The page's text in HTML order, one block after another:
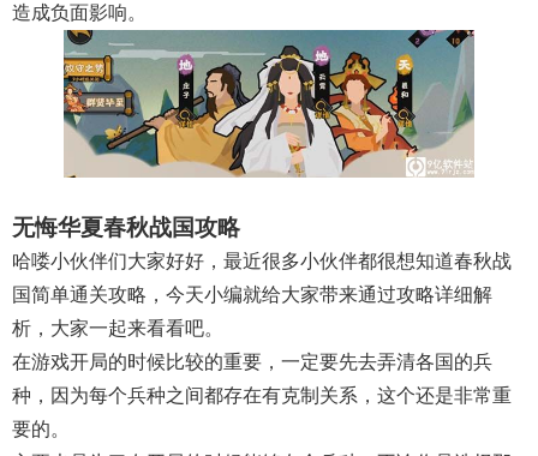
造成负面影响。
无悔华夏春秋战国攻略
哈喽小伙伴们大家好好，最近很多小伙伴都很想知道春秋战
国简单通关攻略，今天小编就给大家带来通过攻略详细解
析，大家一起来看看吧。
在游戏开局的时候比较的重要，一定要先去弄清各国的兵
种，因为每个兵种之间都存在有克制关系，这个还是非常重
要的。